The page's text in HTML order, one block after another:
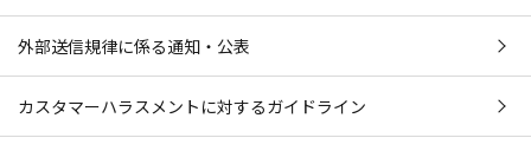
外部送信規律に係る通知・公表
カスタマーハラスメントに対するガイドライン